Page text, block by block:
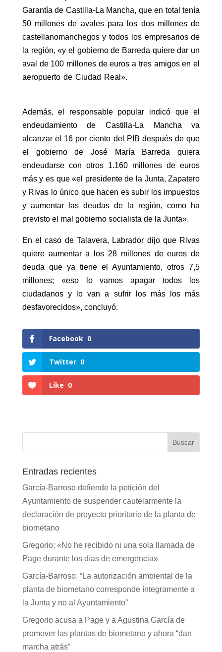
Garantía de Castilla-La Mancha, que en total tenía
50 millones de avales para los dos millones de
castellanomanchegos y todos los empresarios de
la región, «y el gobierno de Barreda quiere dar un
aval de 100 millones de euros a tres amigos en el
aeropuerto de Ciudad Real».
Además, el responsable popular indicó que el
endeudamiento de Castilla-La Mancha va
alcanzar el 16 por ciento del PIB después de que
el gobierno de José María Barreda quiera
endeudarse con otros 1.160 millones de euros
más y es que «el presidente de la Junta, Zapatero
y Rivas lo único que hacen es subir los impuestos
y aumentar las deudas de la región, como ha
previsto el mal gobierno socialista de la Junta».
En el caso de Talavera, Labrador dijo que Rivas
quiere aumentar a los 28 millones de euros de
deuda que ya tiene el Ayuntamiento, otros 7,5
millones; «eso lo vamos apagar todos los
ciudadanos y lo van a sufrir los más los más
desfavorecidos», concluyó.
Facebook 0
Twitter 0
Like 0
Entradas recientes
García-Barroso defiende la petición del
Ayuntamiento de suspender cautelarmente la
declaración de proyecto prioritario de la planta de
biometano
Gregorio: «No he recibido ni una sola llamada de
Page durante los días de emergencia»
García-Barroso: “La autorización ambiental de la
planta de biometano corresponde íntegramente a
la Junta y no al Ayuntamiento”
Gregorio acusa a Page y a Agustina García de
promover las plantas de biometano y ahora “dan
marcha atrás”